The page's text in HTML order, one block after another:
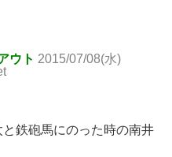
ウト 2015/07/08(水)
鉄砲馬にのった時の南井